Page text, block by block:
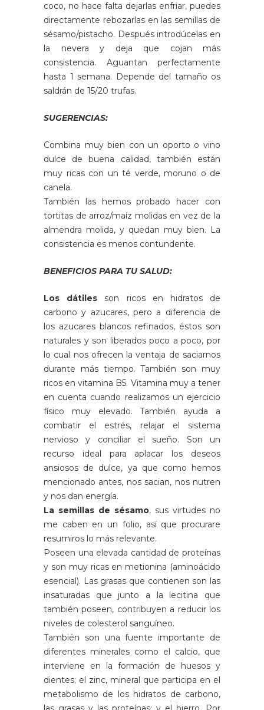
coco, no hace falta dejarlas enfriar, puedes
directamente rebozarlas en las semillas de
sésamo/pistacho. Después introdúcelas en
la nevera y deja que cojan más
consistencia. Aguantan perfectamente
hasta 1 semana. Depende del tamaño os
saldrán de 15/20 trufas.
SUGERENCIAS:
Combina muy bien con un oporto o vino
dulce de buena calidad, también están
muy ricas con un té verde, moruno o de
canela.
También las hemos probado hacer con
tortitas de arroz/maíz molidas en vez de la
almendra molida, y quedan muy bien. La
consistencia es menos contundente.
BENEFICIOS PARA TU SALUD:
Los dátiles son ricos en hidratos de
carbono y azucares, pero a diferencia de
los azucares blancos refinados, éstos son
naturales y son liberados poco a poco, por
lo cual nos ofrecen la ventaja de saciarnos
durante más tiempo. También son muy
ricos en vitamina B5. Vitamina muy a tener
en cuenta cuando realizamos un ejercicio
físico muy elevado. También ayuda a
combatir el estrés, relajar el sistema
nervioso y conciliar el sueño. Son un
recurso ideal para aplacar los deseos
ansiosos de dulce, ya que como hemos
mencionado antes, nos sacian, nos nutren
y nos dan energía.
La semillas de sésamo, sus virtudes no
me caben en un folio, así que procurare
resumiros lo más relevante.
Poseen una elevada cantidad de proteínas
y son muy ricas en metionina (aminoácido
esencial). Las grasas que contienen son las
insaturadas que junto a la lecitina que
también poseen, contribuyen a reducir los
niveles de colesterol sanguíneo.
También son una fuente importante de
diferentes minerales como el calcio, que
interviene en la formación de huesos y
dientes; el zinc, mineral que participa en el
metabolismo de los hidratos de carbono,